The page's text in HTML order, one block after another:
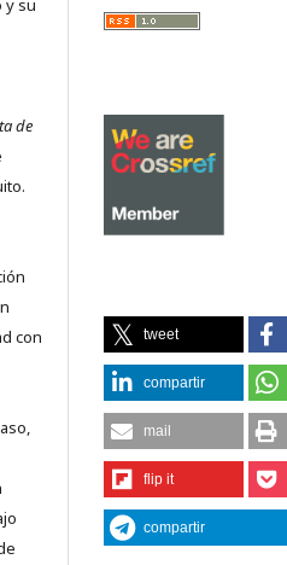
y su
de
con
tweet
compartir
mail
flip it
compartir